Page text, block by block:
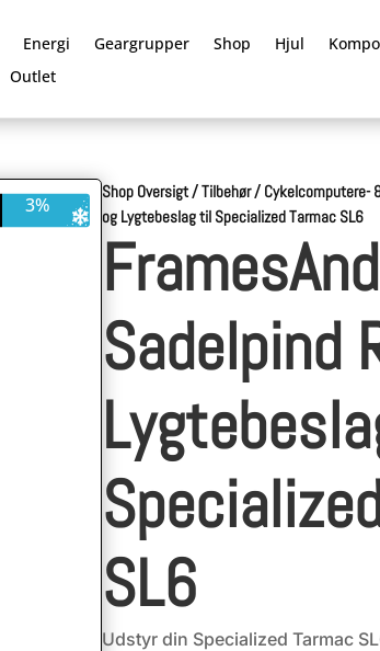
Energi Geargrupper Shop Hjul
Outlet
3%
Shop Oversigt /Tilbehør/ Cykelcomputere-
og Lygtebeslag til Specialized Tarmac SL6
Sadelpind
SL6
Udstyr din Specialized Tarmac